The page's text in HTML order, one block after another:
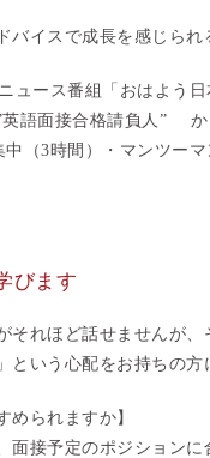
バイスで成長を感じられ
ュース番組「おはよう
語面接合格請負人” か
（3時間）・マンツー
びます
それほど話せませんが
いう心配をお持ちの方
められますか】
面接予定のポジションに